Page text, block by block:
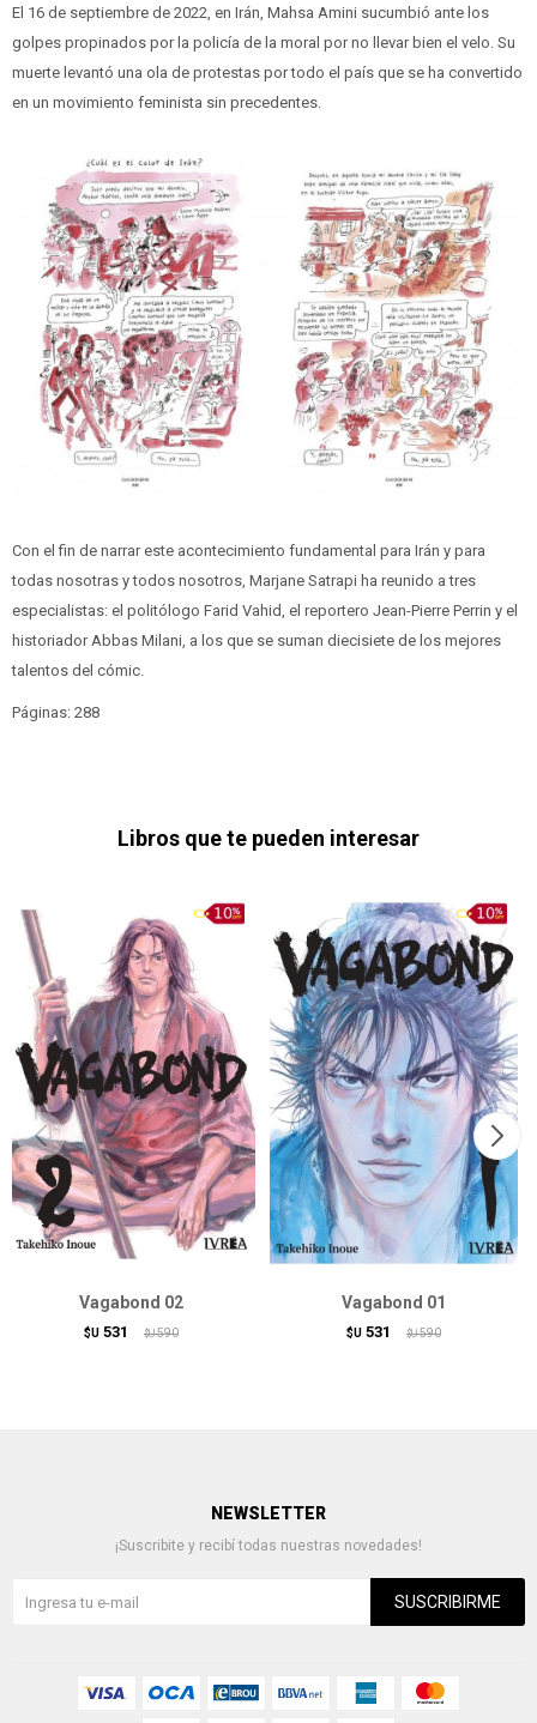
El 16 de septiembre de 2022, en Irán, Mahsa Amini sucumbió ante los
golpes propinados por la policía de la moral por no llevar bien el velo. Su
muerte levantó una ola de protestas por todo el país que se ha convertido
en un movimiento feminista sin precedentes.
Con el fin de narrar este acontecimiento fundamental para Irán y para
todas nosotras y todos nosotros, Marjane Satrapi ha reunido a tres
especialistas: el politólogo Farid Vahid, el reportero Jean-Pierre Perrin y el
historiador Abbas Milani, a los que se suman diecisiete de los mejores
talentos del cómic.
Páginas: 288
Libros que te pueden interesar
Vagabond 02
$U 531 $U 590
Vagabond 01
$U 531 $U 590
NEWSLETTER
¡Suscribite y recibí todas nuestras novedades!
SUSCRIBIRME